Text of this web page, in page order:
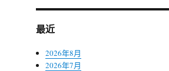
最近
2026年8月
2026年7月